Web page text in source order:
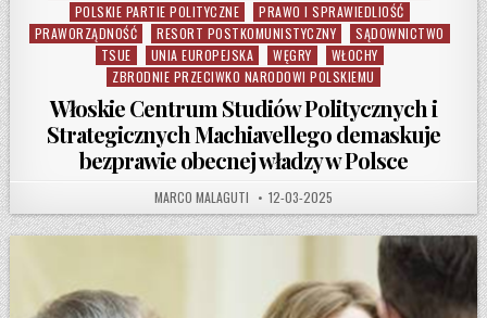
POLSKIE PARTIE POLITYCZNE
PRAWO I SPRAWIEDLIOŚĆ
PRAWORZĄDNOŚĆ
RESORT POSTKOMUNISTYCZNY
SĄDOWNICTWO
TSUE
UNIA EUROPEJSKA WĘGRY
WŁOCHY
ZBRODNIE PRZECIWKO NARODOWI POLSKIEMU
Włoskie Centrum Studiów Politycznych i
Strategicznych Machiavellego demaskuje
bezprawie obecnej władzy w Polsce
AUTHOR:
MARCO MALAGUTI PUBLISHED DATE:
12-03-2025